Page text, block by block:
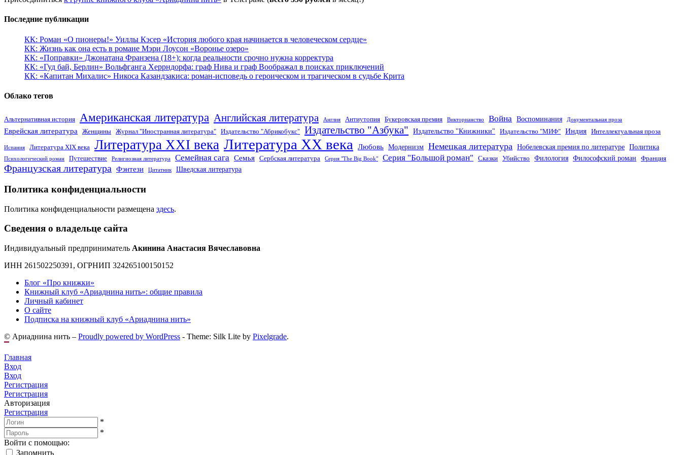
Последние публикации
КК: Роман «О пионеры!» Уиллы Кэсер «История любого края начинается в человеческом сердце»
КК: Жизнь как она есть в романе Мэри Лоусон «Воронье озеро»
КК: «Поправки» Джонатана Франзена (18+): когда реальности срочно нужна корректура
КК: «Гуд бай, Берлин» Вольфганга Херрндорфа: граф Нива и граф Воображал в поисках приключений
КК: «Капитан Михалис» Никоса Казандзакиса: роман-исповедь о героическом и трагическом в судьбе Крита
Облако тегов
Альтернативная история Американская литература Английская литература Англия Антиутопия Букеровская премия Викторианство Война Воспоминания Документальная проза
Еврейская литература Женщины Журнал "Иностранная литература" Издательство "Абрикобукс" Издательство "Азбука" Издательство "Книжники" Издательство "МИФ" Индия Интеллектуальная проза
Испания Литература XIX века Литература XXI века Литература XX века Любовь Модернизм Немецкая литература Нобелевская премия по литературе Политика
Психологический роман Путешествие Религиозная литература Семейная сага Семья Сербская литература Серия "The Big Book" Серия "Большой роман" Сказки Убийство Филология Философский роман Франция
Французская литература Фэнтези Цитатник Шведская литература
Политика конфиденциальности
Политика конфиденциальности размещена здесь.
Сведения о владельце сайта
Индивидуальный предприниматель Акинина Анастасия Вячеславовна
ИНН 261502250391, ОГРНИП 324265100150152
Блог «Про книжки»
Книжный клуб «Ариаднина нить»: общие правила
Личный кабинет
О сайте
Подписка на книжный клуб «Ариаднина нить»
© Ариаднина нить – Proudly powered by WordPress - Theme: Silk Lite by Pixelgrade.
Главная
Вход
Вход
Регистрация
Регистрация
Авторизация
Регистрация
*
*
Войти с помощью:
Запомнить